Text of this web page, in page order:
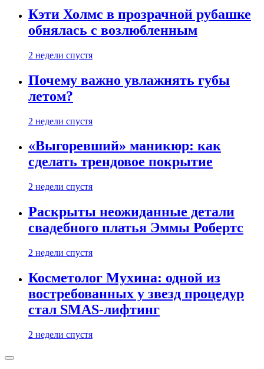
Кэти Холмс в прозрачной рубашке
обнялась с возлюбленным
2 недели спустя
Почему важно увлажнять губы
летом?
2 недели спустя
«Выгоревший» маникюр: как
сделать трендовое покрытие
2 недели спустя
Раскрыты неожиданные детали
свадебного платья Эммы Робертс
2 недели спустя
Косметолог Мухина: одной из
востребованных у звезд процедур
стал SMAS-лифтинг
2 недели спустя